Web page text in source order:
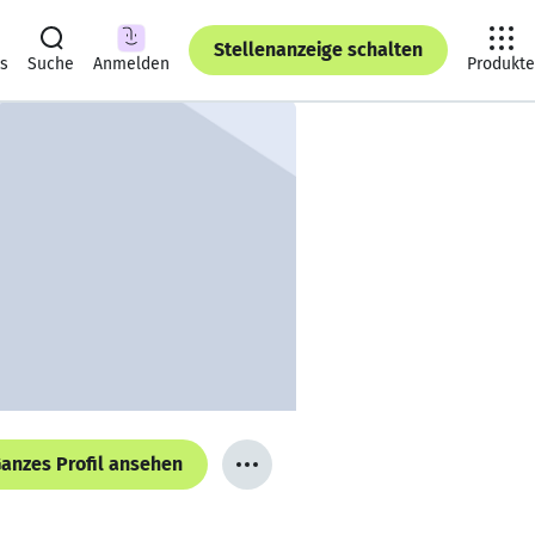
Suche Anmelden
Stellenanzeige schalten
Produkte
Profil ansehen